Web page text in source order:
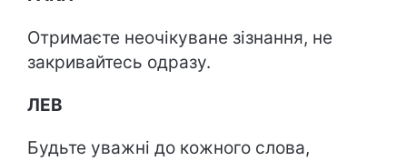
Отримаєте неочікуване зізнання, не
закривайтесь одразу.
ЛЕВ
Будьте уважні до кожного слова,